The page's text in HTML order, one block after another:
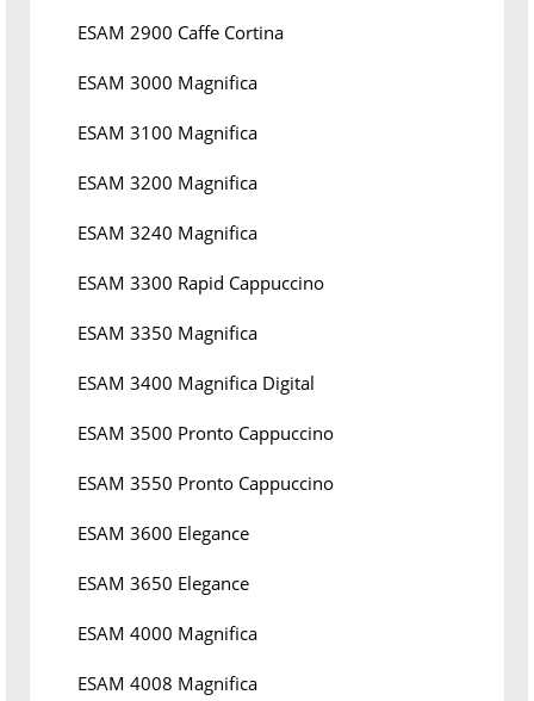
ESAM 2900 Caffe Cortina
ESAM 3000 Magnifica
ESAM 3100 Magnifica
ESAM 3200 Magnifica
ESAM 3240 Magnifica
ESAM 3300 Rapid Cappuccino
ESAM 3350 Magnifica
ESAM 3400 Magnifica Digital
ESAM 3500 Pronto Cappuccino
ESAM 3550 Pronto Cappuccino
ESAM 3600 Elegance
ESAM 3650 Elegance
ESAM 4000 Magnifica
ESAM 4008 Magnifica